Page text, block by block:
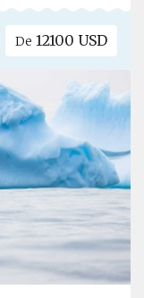
De 12100 USD